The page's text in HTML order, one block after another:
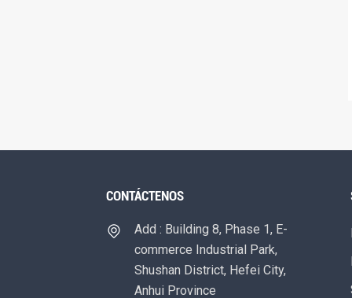
CONTÁCTENOS
Add : Building 8, Phase 1, E-
commerce Industrial Park,
Shushan District, Hefei City,
Anhui Province